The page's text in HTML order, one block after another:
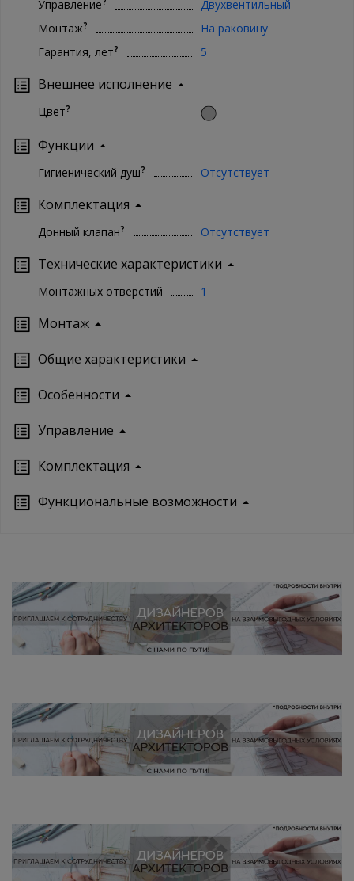
Управление
Двухвентильный
Монтаж?
На раковину
Гарантия, лет? 5
Внешнее исполнение
Цвет?
Функции
Гигиенический душ? Отсутствует
Комплектация
Донный клапан? Отсутствует
Технические характеристики
Монтажных отверстий 1
Монтаж
Oбщие характеристики
Особенности
Управление
Кoмплектация
Функциональные возможности